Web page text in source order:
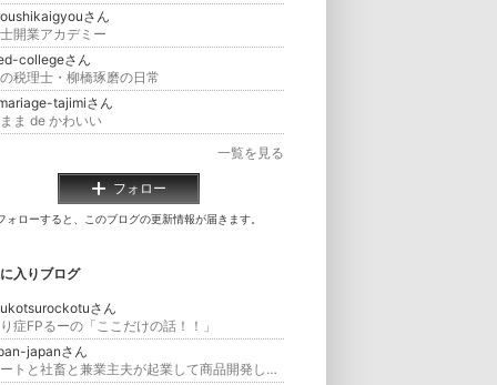
さん
開業アカデミー
collegeさん
税理士・柳橋琢磨の日常
tajimiさん
ま de かわいい
一覧を見る
フォロー
ォローすると、このブログの更新情報が届きます。
入りブログ
さん
症FPるーの「ここだけの話！！」
japanさん
「ニートと社畜と兼業主夫が起業して商品開発したり楽しく遊ぶブログ」